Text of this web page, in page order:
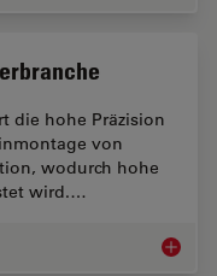
die hohe Präzision
von
wodurch hohe
wird.…